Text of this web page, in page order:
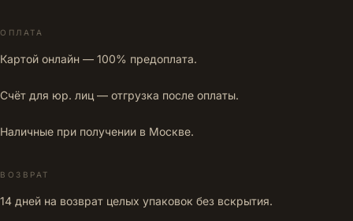
ОПЛАТА
Картой онлайн — 100% предоплата.
Счёт для юр. лиц — отгрузка после оплаты.
Наличные при получении в Москве.
ВОЗВРАТ
14 дней на возврат целых упаковок без вскрытия.